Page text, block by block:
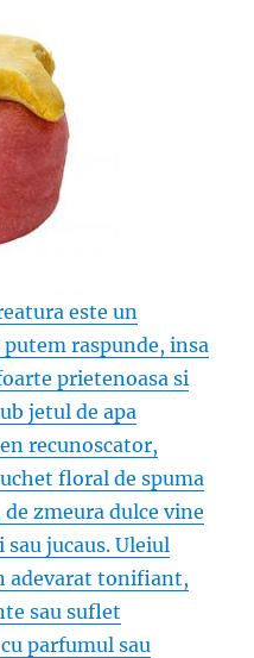
este un
raspunde, insa
prietenoasa si
jetul de apa
recunoscator,
floral de spuma
zmeura dulce vine
jucaus. Uleiul
adevarat tonifiant,
sau suflet
parfumul sau